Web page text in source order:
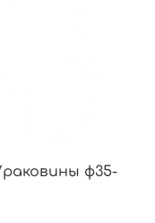
раковины ф35-